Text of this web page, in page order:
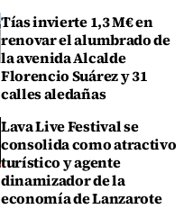
Tías invierte 1,3 M€ en
renovar el alumbrado de
la avenida Alcalde
Florencio Suárez y 31
calles aledañas
Lava Live Festival se
consolida como atractivo
turístico y agente
dinamizador de la
economía de Lanzarote